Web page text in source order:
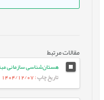
مقالات مرتبط
تاریخ چاپ: 1404/12/07